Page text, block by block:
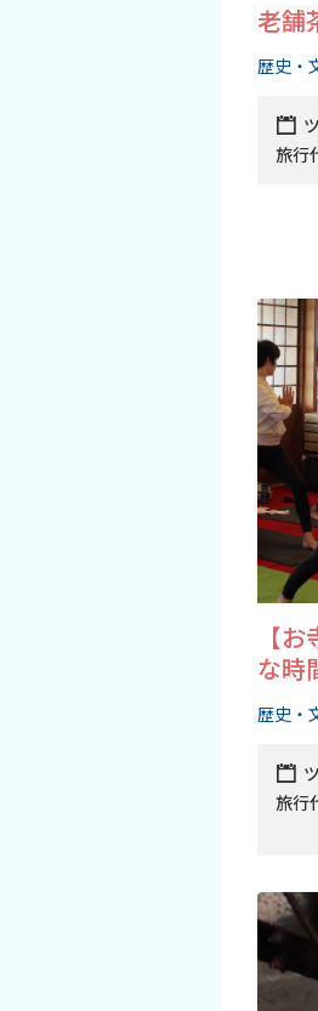
堺観光コンベンション協
旅行業約款及びご旅行条件
老舗
歴史・
旅行
【
な時
歴史・
旅行